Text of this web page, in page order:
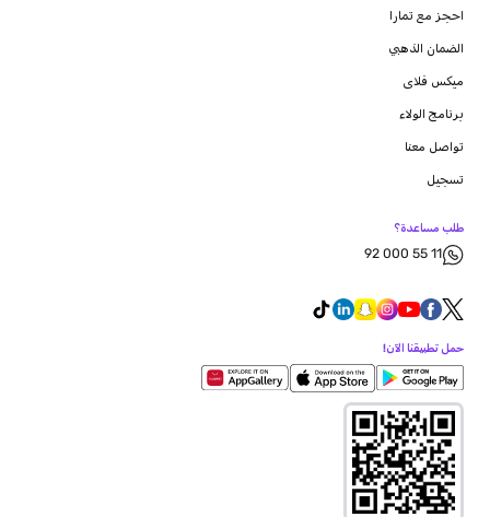
احجز مع تمارا
الضمان الذهبي
ميكس فلاى
برنامج الولاء
تواصل معنا
تسجيل
طلب مساعدة؟
92 000 55 11
حمل تطبيقنا الآن!